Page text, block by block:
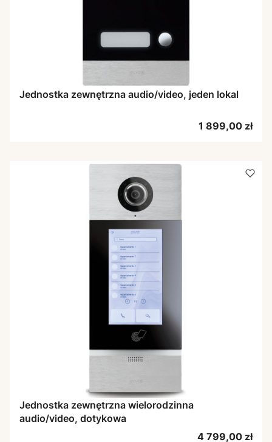
Jednostka zewnętrzna audio/video, jeden lokal
Cena
1 899,00 zł
Jednostka zewnętrzna wielorodzinna
audio/video, dotykowa
Cena
4 799,00 zł